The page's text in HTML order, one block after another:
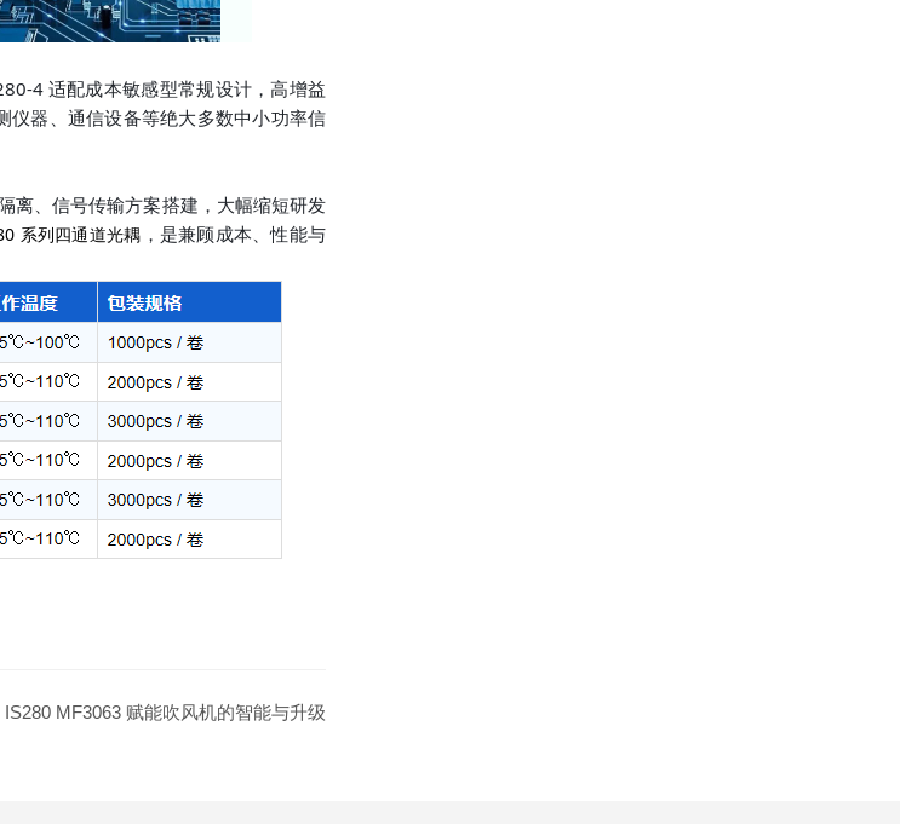
4 适配成本敏感型常规设计，高增益
仪器、通信设备等绝大多数中小功率信
离、信号传输方案搭建，大幅缩短研发
系列四通道光耦 ， 是兼顾成本、性能与
IS280 MF3063 赋能吹风机的智能与升级